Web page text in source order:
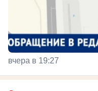
вчера в 19:27